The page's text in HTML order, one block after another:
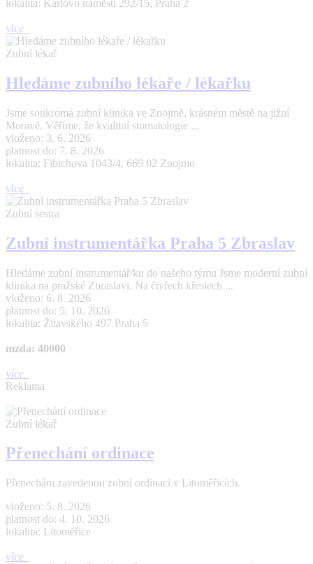
lokalita: Karlovo náměstí 292/15, Praha 2
více
Zubní lékař
Hledáme zubního lékaře / lékařku
Jsme soukromá zubní klinika ve Znojmě, krásném městě na jižní
Moravě. Věříme, že kvalitní stomatologie ...
vloženo: 3. 6. 2026
platnost do: 7. 8. 2026
lokalita: Fibichova 1043/4, 669 02 Znojmo
více
Zubní sestra
Zubní instrumentářka Praha 5 Zbraslav
Hledáme zubní instrumentář/ku do našeho týmu Jsme moderní zubní
klinika na pražské Zbraslavi. Na čtyřech křeslech ...
vloženo: 6. 8. 2026
platnost do: 5. 10. 2026
lokalita: Žitavského 497 Praha 5
mzda: 40000
více
Reklama
Zubní lékař
Přenechání ordinace
Přenechám zavedenou zubní ordinaci v Litoměřicích.
vloženo: 5. 8. 2026
platnost do: 4. 10. 2026
lokalita: Litoměřice
více